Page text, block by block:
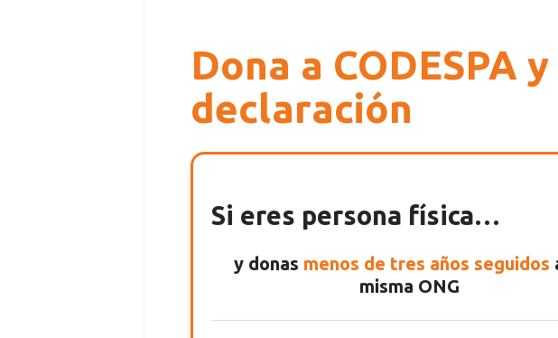
Dona a CODESPA
declaración
Si eres persona física…
y donas menos de tres años seguidos
misma ONG